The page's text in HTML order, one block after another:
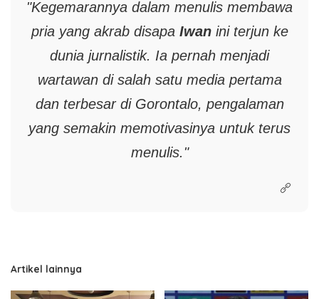
"Kegemarannya dalam menulis membawa
pria yang akrab disapa Iwanini terjun ke
dunia jurnalistik. Ia pernah menjadi
wartawan di salah satu media pertama
dan terbesar di Gorontalo, pengalaman
yang semakin memotivasinya untuk terus
menulis."
Artikel lainnya